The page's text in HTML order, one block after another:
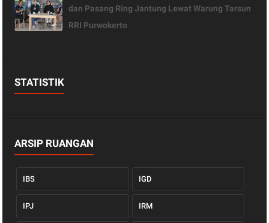
dan Pasang Ring Jantung Lewat Warung Tarsun
RRI Purwokerto
STATISTIK
ARSIP RUANGAN
IBS IGD
IPJ IRM